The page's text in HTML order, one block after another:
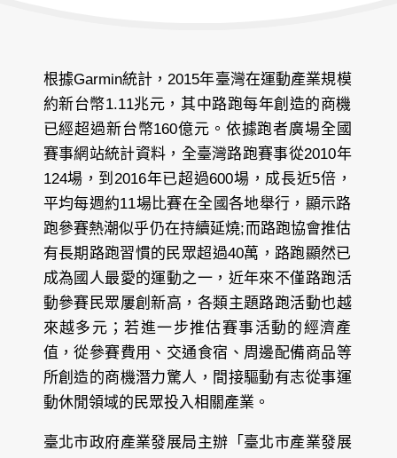
根據Garmin統計，2015年臺灣在運動產業規模
約新台幣1.11兆元，其中路跑每年創造的商機
已經超過新台幣160億元。依據跑者廣場全國
賽事網站統計資料，全臺灣路跑賽事從2010年
124場，到2016年已超過600場，成長近5倍，
平均每週約11場比賽在全國各地舉行，顯示路
跑參賽熱潮似乎仍在持續延燒;而路跑協會推估
有長期路跑習慣的民眾超過40萬，路跑顯然已
成為國人最愛的運動之一，近年來不僅路跑活
動參賽民眾屢創新高，各類主題路跑活動也越
來越多元；若進一步推估賽事活動的經濟產
值，從參賽費用、交通食宿、周邊配備商品等
所創造的商機潛力驚人，間接驅動有志從事運
動休閒領域的民眾投入相關產業。
臺北市政府產業發展局主辦「臺北市產業發展